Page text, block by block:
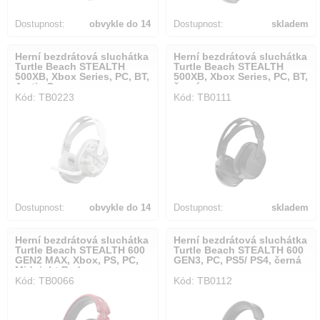
Dostupnost:
obvykle do 14
Dostupnost: skladem
Herní bezdrátová sluchátka
Turtle Beach STEALTH
500XB, Xbox Series, PC, BT,
Arctic Camo
Kód: TB0223
Dostupnost:
obvykle do 14
Herní bezdrátová sluchátka
Turtle Beach STEALTH
500XB, Xbox Series, PC, BT,
černá
Kód: TB0111
Dostupnost: skladem
Herní bezdrátová sluchátka
Turtle Beach STEALTH 600
GEN2 MAX, Xbox, PS, PC,
Midnight Red
Kód: TB0066
Herní bezdrátová sluchátka
Turtle Beach STEALTH 600
GEN3, PC, PS5/ PS4, černá
Kód: TB0112